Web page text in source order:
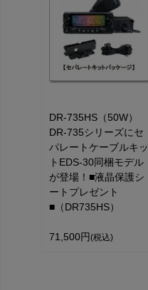
DR-735HS（50W）
DR-735シリーズにセ
パレートケーブルキッ
トEDS-30同梱モデル
が登場！■液晶保護シ
ートプレゼント
■（DR735HS）
71,500円 (税込)